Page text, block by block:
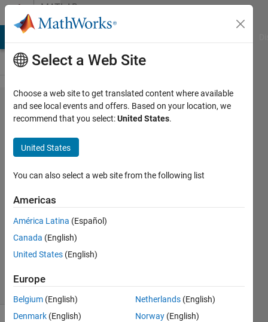
Skip to contentMATLAB
Answers
構造体
配列に
対する
代入
祐樹
31 Oct
2024
1 Answer
13 Views
(30 days)
Select a Web Site
Choose a web site to get translated content where available
and see local events and offers. Based on your location, we
recommend that you select:United States.
United States
You can also select a web site from the following list
Americas
América Latina (Español)
Canada (English)
United States (English)
Europe
Belgium (English)
Denmark (English)
Netherlands (English)
Norway (English)